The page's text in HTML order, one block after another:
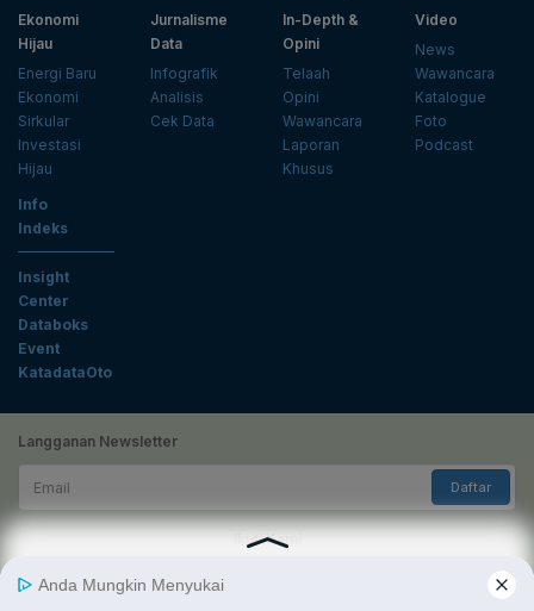
Ekonomi
Hijau
Energi Baru
Ekonomi
Sirkular
Investasi
Hijau
Jurnalisme
Data
Infografik
Analisis
Cek Data
In-Depth &
Opini
Telaah
Opini
Wawancara
Laporan
Khusus
Video
News
Wawancara
Katalogue
Foto
Podcast
Info
Indeks
Insight
Center
Databoks
Event
KatadataOto
Langganan Newsletter
Daftar
Ikuti Kami